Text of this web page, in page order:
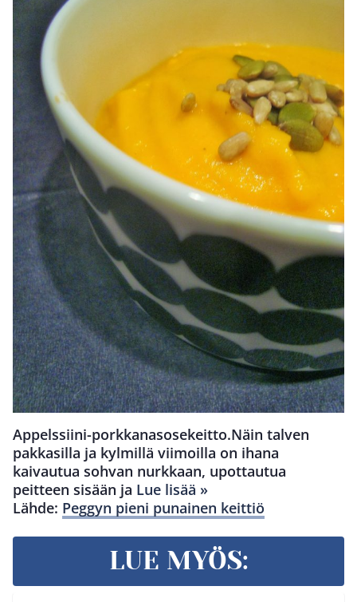
Appelssiini-porkkanasosekeitto.Näin talven
pakkasilla ja kylmillä viimoilla on ihana
kaivautua sohvan nurkkaan, upottautua
peitteen sisään ja Lue lisää »
Lähde: Peggyn pieni punainen keittiö
LUE MYÖS: